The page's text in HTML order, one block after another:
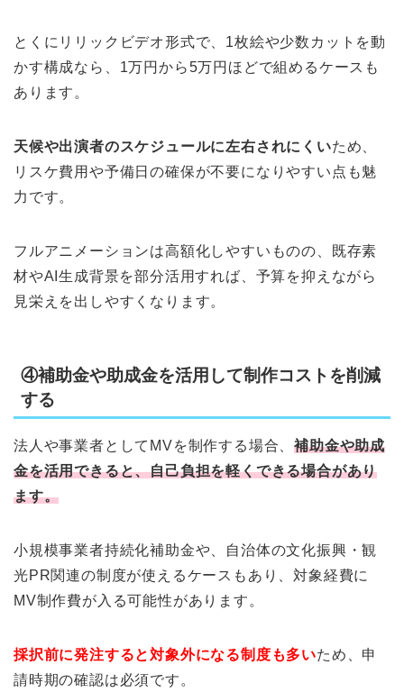
とくにリリックビデオ形式で、1枚絵や少数カットを動
かす構成なら、1万円から5万円ほどで組めるケースも
あります。
天候や出演者のスケジュールに左右されにくいため、
リスケ費用や予備日の確保が不要になりやすい点も魅
力です。
フルアニメーションは高額化しやすいものの、既存素
材やAI生成背景を部分活用すれば、予算を抑えながら
見栄えを出しやすくなります。
④補助金や助成金を活用して制作コストを削減
する
法人や事業者としてMVを制作する場合、補助金や助成
金を活用できると、自己負担を軽くできる場合があり
ます。
小規模事業者持続化補助金や、自治体の文化振興・観
光PR関連の制度が使えるケースもあり、対象経費に
MV制作費が入る可能性があります。
採択前に発注すると対象外になる制度も多いため、申
請時期の確認は必須です。